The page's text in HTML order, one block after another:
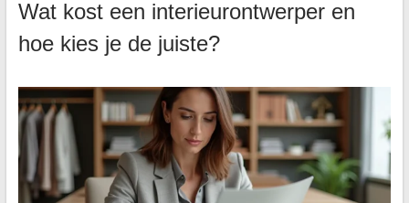
Wat kost een interieurontwerper en
hoe kies je de juiste?